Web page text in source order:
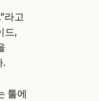
라고
드,
.
툴에